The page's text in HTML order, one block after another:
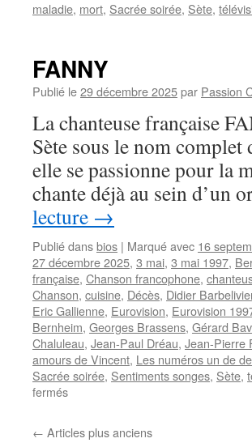
maladie, mort, Sacrée soirée, Sète,
FANNY
Publié le29 décembre 2025par Passion
La chanteuse française
Sète sous le nom complet
elle se passionne pour la
chante déjà au sein d’un
lecture →
Publié dansbios | Marqué avec 16
27 décembre 2025, 3 mai, 3 mai 1997,
française, Chanson francophone,
Chanson, cuisine, Décès, Didier
Eric Gallienne, Eurovision, Eurovision
Bernheim, Georges Brassens, Gérard
Chaluleau, Jean-Paul Dréau, Jean-Pierre
amours de Vincent, Les numéros un de
Sacrée soirée, Sentiments songes, Sète,
ferméssur
← Articles plus anciens